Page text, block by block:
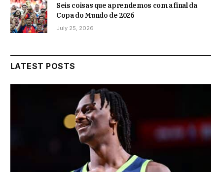
Seis coisas que aprendemos com a final da
Copa do Mundo de 2026
July 25, 2026
LATEST POSTS